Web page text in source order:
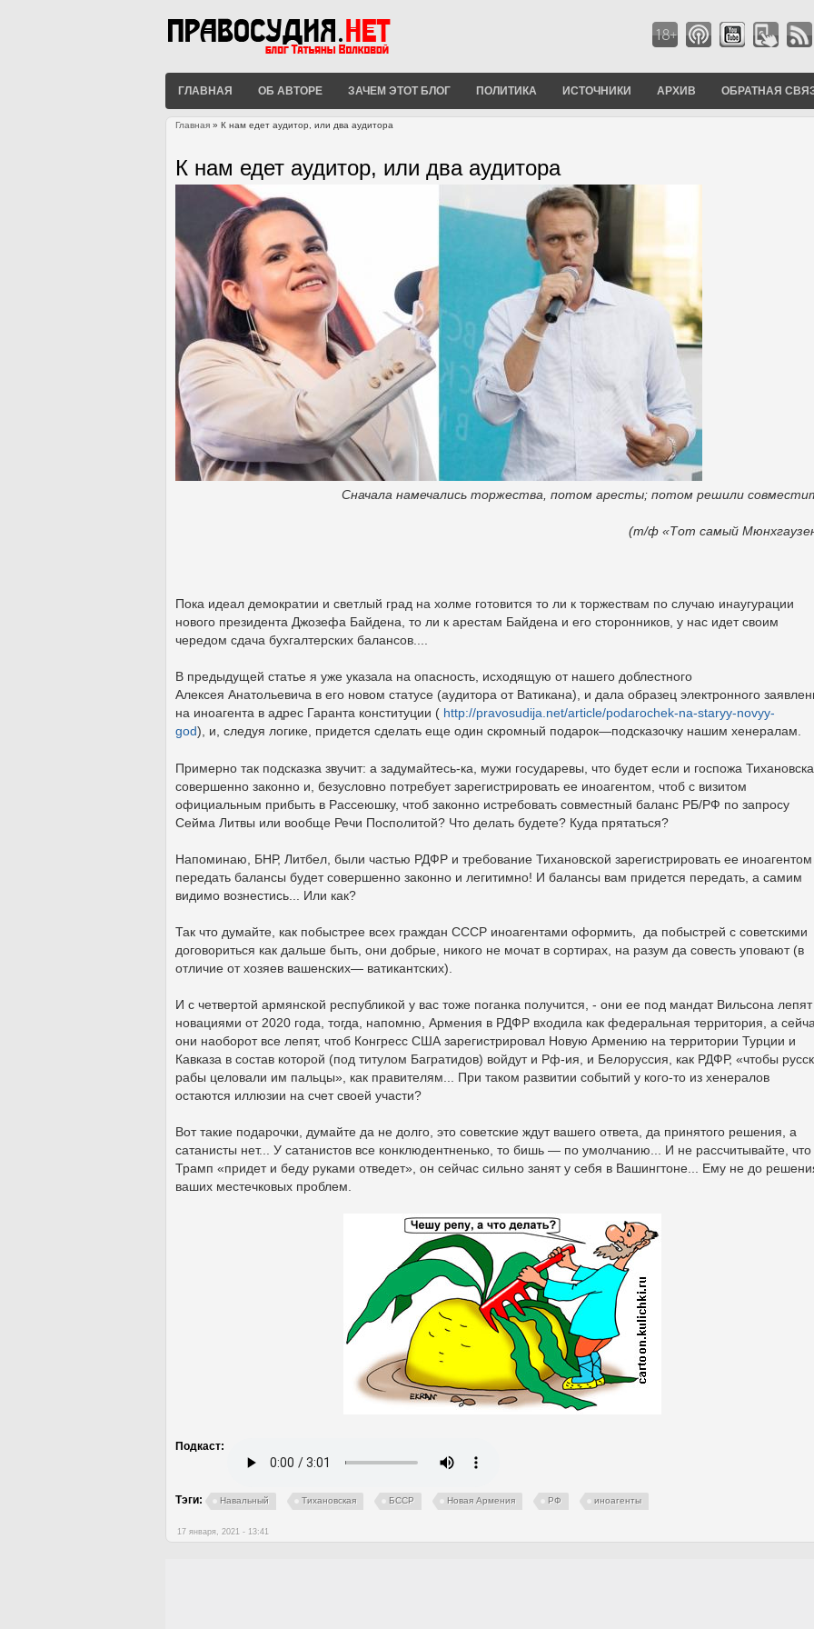
ГЛАВНАЯ ОБ АВТОРЕ ЗАЧЕМ ЭТОТ БЛОГ ПОЛИТИКА ИСТОЧНИКИ АРХИВ ОБРАТНАЯ
Главная » К нам едет аудитор, или два аудитора
К нам едет аудитор, или два аудитора
Сначала намечались торжества, потом аресты; потом решили
(т/ф «Тот самый
Пока идеал демократии и светлый град на холме готовится то ли к торжествам по случаю инаугурации
нового президента Джозефа Байдена, то ли к арестам Байдена и его сторонников, у нас идет своим
чередом сдача бухгалтерских балансов....
В предыдущей статье я уже указала на опасность, исходящую от нашего доблестного
Алексея Анатольевича в его новом статусе (аудитора от Ватикана), и дала образец электронного
на иноагента в адрес Гаранта конституции ( http://pravosudija.net/article/podarochek-na-staryy-novyy-
god), и, следуя логике, придется сделать еще один скромный подарок—подсказочку нашим хенералам.
Примерно так подсказка звучит: а задумайтесь-ка, мужи государевы, что будет если и госпожа
совершенно законно и, безусловно потребует зарегистрировать ее иноагентом, чтоб с визитом
официальным прибыть в Рассеюшку, чтоб законно истребовать совместный баланс РБ/РФ по запросу
Сейма Литвы или вообще Речи Посполитой? Что делать будете? Куда прятаться?
Напоминаю, БНР, Литбел, были частью РДФР и требование Тихановской зарегистрировать ее иноагентом
передать балансы будет совершенно законно и легитимно! И балансы вам придется передать, а самим
видимо вознестись... Или как?
Так что думайте, как побыстрее всех граждан СССР иноагентами оформить, да побыстрей с советскими
договориться как дальше быть, они добрые, никого не мочат в сортирах, на разум да совесть уповают (в
отличие от хозяев вашенских— ватикантских).
И с четвертой армянской республикой у вас тоже поганка получится, - они ее под мандат Вильсона лепят
новациями от 2020 года, тогда, напомню, Армения в РДФР входила как федеральная территория, а
они наоборот все лепят, чтоб Конгресс США зарегистрировал Новую Армению на территории Турции и
Кавказа в состав которой (под титулом Багратидов) войдут и Рф-ия, и Белоруссия, как РДФР, «чтобы
рабы целовали им пальцы», как правителям... При таком развитии событий у кого-то из хенералов
остаются иллюзии на счет своей участи?
Вот такие подарочки, думайте да не долго, это советские ждут вашего ответа, да принятого решения, а
сатанисты нет... У сатанистов все конклюдентненько, то бишь — по умолчанию... И не рассчитывайте, что
Трамп «придет и беду руками отведет», он сейчас сильно занят у себя в Вашингтоне... Ему не до
ваших местечковых проблем.
Подкаст:
Тэги: Навальный Тихановская БССР Новая Армения РФ иноагенты
17 января, 2021 - 13:41